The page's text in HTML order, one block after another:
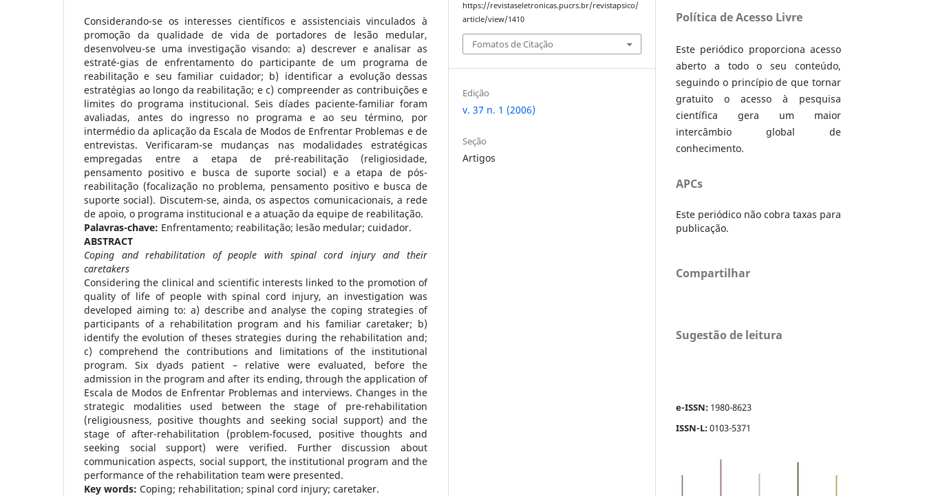
Considerando-se os interesses científicos e assistenciais vinculados à
promoção da qualidade de vida de portadores de lesão medular,
desenvolveu-se uma investigação visando: a) descrever e analisar as
estraté-gias de enfrentamento do participante de um programa de
reabilitação e seu familiar cuidador; b) identificar a evolução dessas
estratégias ao longo da reabilitação; e c) compreender as contribuições e
limites do programa institucional. Seis díades paciente-familiar foram
avaliadas, antes do ingresso no programa e ao seu término, por
intermédio da aplicação da Escala de Modos de Enfrentar Problemas e de
entrevistas. Verificaram-se mudanças nas modalidades estratégicas
empregadas entre a etapa de pré-reabilitação (religiosidade,
pensamento positivo e busca de suporte social) e a etapa de pós-
reabilitação (focalização no problema, pensamento positivo e busca de
suporte social). Discutem-se, ainda, os aspectos comunicacionais, a rede
de apoio, o programa institucional e a atuação da equipe de reabilitação.
Palavras-chave: Enfrentamento; reabilitação; lesão medular; cuidador.
ABSTRACT
Coping and rehabilitation of people with spinal cord injury and their
caretakers
Considering the clinical and scientific interests linked to the promotion of
quality of life of people with spinal cord injury, an investigation was
developed aiming to: a) describe and analyse the coping strategies of
participants of a rehabilitation program and his familiar caretaker; b)
identify the evolution of theses strategies during the rehabilitation and;
c) comprehend the contributions and limitations of the institutional
program. Six dyads patient – relative were evaluated, before the
admission in the program and after its ending, through the application of
Escala de Modos de Enfrentar Problemas and interviews. Changes in the
strategic modalities used between the stage of pre-rehabilitation
(religiousness, positive thoughts and seeking social support) and the
stage of after-rehabilitation (problem-focused, positive thoughts and
seeking social support) were verified. Further discussion about
communication aspects, social support, the institutional program and the
performance of the rehabilitation team were presented.
Key words: Coping; rehabilitation; spinal cord injury; caretaker.
https://revistaseletronicas.pucrs.br/revistapsico/
article/view/1410
Fomatos de Citação
Edição
v. 37 n. 1 (2006)
Seção
Artigos
Política de Acesso Livre
Este periódico proporciona acesso
aberto a todo o seu conteúdo,
seguindo o princípio de que tornar
gratuito o acesso à pesquisa
científica gera um maior
intercâmbio global de
conhecimento.
APCs
Este periódico não cobra taxas para
publicação.
Compartilhar
Sugestão de leitura
e-ISSN: 1980-8623
ISSN-L:0103-5371